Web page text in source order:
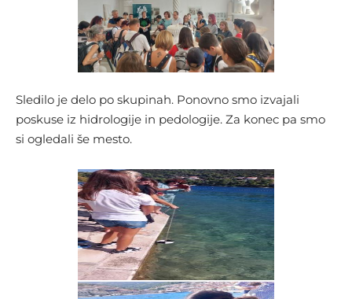
Sledilo je delo po skupinah. Ponovno smo izvajali
poskuse iz hidrologije in pedologije. Za konec pa smo
si ogledali še mesto.